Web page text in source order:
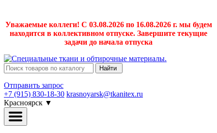
Уважаемые коллеги! С 03.08.2026 по 16.08.2026 г. мы будем
находится в коллективном отпуске. Завершите текущие
задачи до начала отпуска
Найти
Отправить запрос
+7 (915) 830-18-30 krasnoyarsk@tkanitex.ru
Красноярск ▼